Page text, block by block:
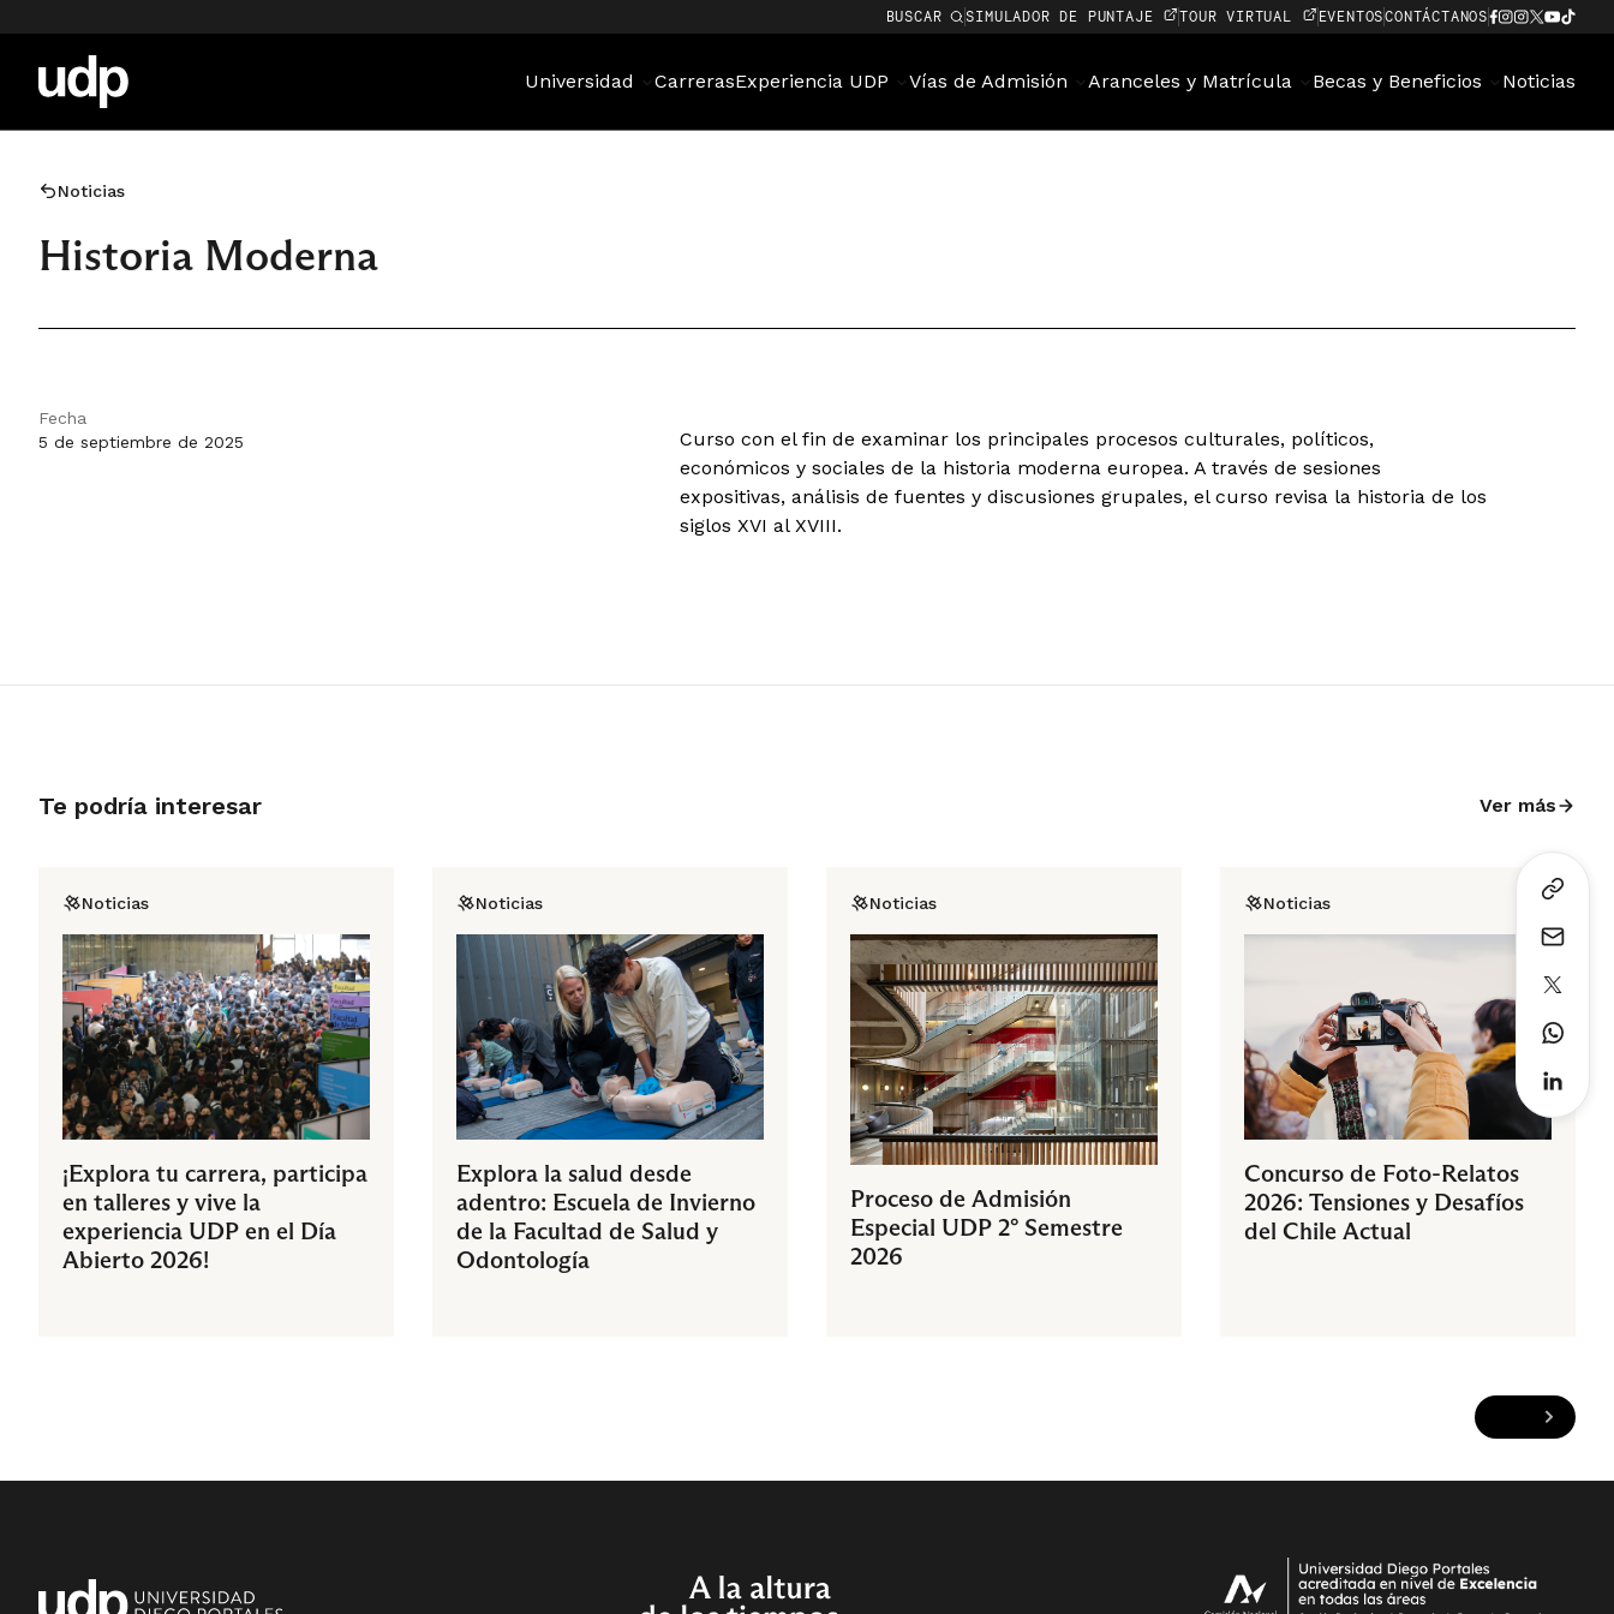
BUSCAR SIMULADOR DE PUNTAJE TOUR VIRTUAL EVENTOSCONTÁCTANOS
Universidad CarrerasExperiencia UDP Vías de Admisión Aranceles y Matrícula Becas y Beneficios Noticias
Noticias
Historia Moderna
Fecha
5 de septiembre de 2025
Curso con el fin de examinar los principales procesos culturales, políticos,
económicos y sociales de la historia moderna europea. A través de sesiones
expositivas, análisis de fuentes y discusiones grupales, el curso revisa la historia de los
siglos XVI al XVIII.
Te podría interesar Ver más
Noticias
¡Explora tu carrera, participa
en talleres y vive la
experiencia UDP en el Día
Abierto 2026!
Noticias
Explora la salud desde
adentro: Escuela de Invierno
de la Facultad de Salud y
Odontología
Noticias
Proceso de Admisión
Especial UDP 2° Semestre
2026
Noticias
Concurso de Foto-Relatos
2026: Tensiones y Desafíos
del Chile Actual